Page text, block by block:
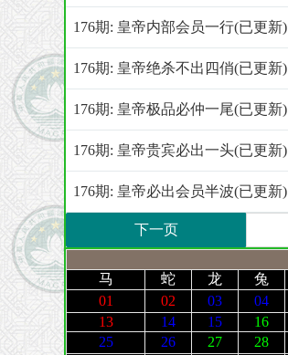
176期: 皇帝内部会员一行(已更新)
176期: 皇帝绝杀不出四俏(已更新)
176期: 皇帝极品必仲一尾(已更新)
176期: 皇帝贵宾必出一头(已更新)
176期: 皇帝必出会员半波(已更新)
下一页
马
蛇 龙 兔
01
02 03 04
13
14 15 16
25
26 27 28